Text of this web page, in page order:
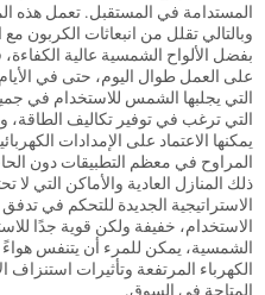
المستدامة في المستقبل. تعمل هذه
وبالتالي تقلل من انبعاثات الكربون
على العمل طوال اليوم، حتى في
التي يجلبها الشمس للاستخدام في
التي ترغب في توفير تكاليف الطاقة،
يمكنها الاعتماد على الإمدادات
المراوح في معظم التطبيقات دون
ذلك المنازل العادية والأماكن التي
الاستراتيجية الجديدة للتحكم في
الشمسية، يمكن للمرء أن يتنفس هواءً
الكهرباء المرتفعة وتأثيرات استنزاف
المتاحة في السوق.